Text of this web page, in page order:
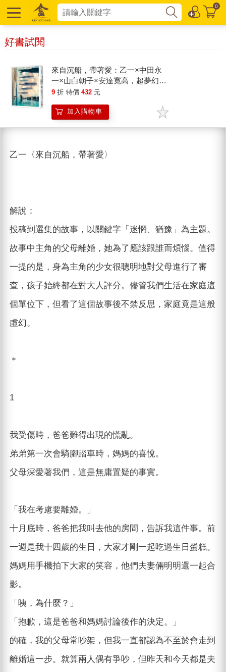
0
好書試閱
來自沉船，帶著愛：乙一×中田永
一×山白朝子×安達寬高，超夢幻
「合作」陣容！
9 折 特價 432 元
加入購物車
乙一〈來自沉船，帶著愛〉
解說：
投稿到選集的故事，以關鍵字「迷惘、猶豫」為主題。
故事中主角的父母離婚，她為了應該跟誰而煩惱。值得
一提的是，身為主角的少女很聰明地對父母進行了審
查，孩子始終都在對大人評分。儘管我們生活在家庭這
個單位下，但看了這個故事後不禁反思，家庭竟是這般
虛幻。
＊
1
我受傷時，爸爸難得出現的慌亂。
弟弟第一次會騎腳踏車時，媽媽的喜悅。
父母深愛著我們，這是無庸置疑的事實。
「我在考慮要離婚。」
十月底時，爸爸把我叫去他的房間，告訴我這件事。前
一週是我十四歲的生日，大家才剛一起吃過生日蛋糕。
媽媽用手機拍下大家的笑容，他們夫妻倆明明還一起合
影。
「咦，為什麼？」
「抱歉，這是爸爸和媽媽討論後作的決定。」
的確，我的父母常吵架，但我一直都認為不至於會走到
離婚這一步。就算兩人偶有爭吵，但昨天和今天都是夫